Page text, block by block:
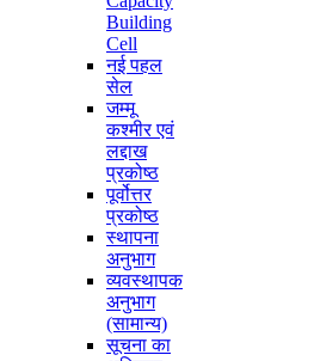
Building
Cell
नई पहल
सेल
जम्मू
कश्मीर एवं
लद्दाख
प्रकोष्ठ
पूर्वोत्तर
प्रकोष्ठ
स्थापना
अनुभाग
व्यवस्थापक
अनुभाग
(सामान्य)
सूचना का